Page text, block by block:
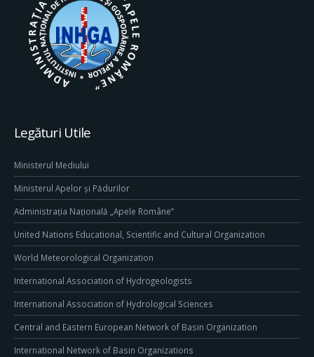
Legături Utile
Ministerul Mediului
Ministerul Apelor și Pădurilor
Administrația Națională „Apele Române”
United Nations Educational, Scientific and Cultural Organization
World Meteorological Organization
International Association of Hydrogeologists
International Association of Hydrological Sciences
Central and Eastern European Network of Basin Organization
International Network of Basin Organizations